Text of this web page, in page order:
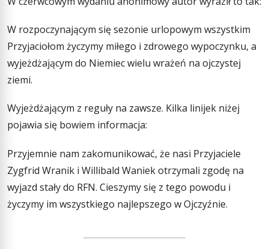
W rozpoczynającym się sezonie urlopowym wszystkim
Przyjaciołom życzymy miłego i zdrowego wypoczynku, a
wyjeżdżającym do Niemiec wielu wrażeń na ojczystej
ziemi.
Wyjeżdżającym z reguły na zawsze. Kilka linijek niżej
pojawia się bowiem informacja:
Przyjemnie nam zakomunikować, że nasi Przyjaciele
Zygfrid Wranik i Willibald Waniek otrzymali zgodę na
wyjazd stały do RFN. Cieszymy się z tego powodu i
życzymy im wszystkiego najlepszego w Ojczyźnie.